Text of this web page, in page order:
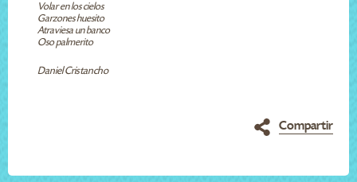
Volar en los cielos
Garzones huesito
Atraviesa un banco
Oso palmerito
Daniel Cristancho
Compartir